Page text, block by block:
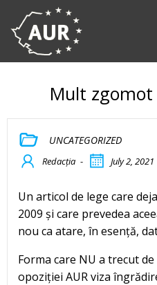
Mult
UNCATEGORIZED
Redacția - July 2, 2021
Un articol de lege care
2009 și care prevedea
nou ca atare, în esență,
Forma care NU a trecut
opoziției AUR viza